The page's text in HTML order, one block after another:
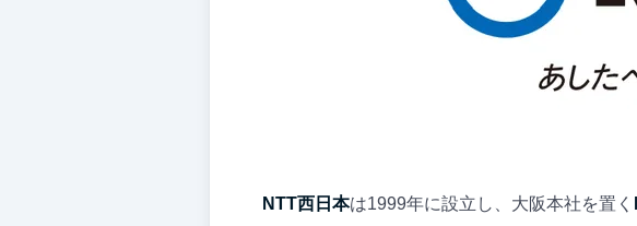
NTT西日本は1999年に設立し、大阪本社を置く